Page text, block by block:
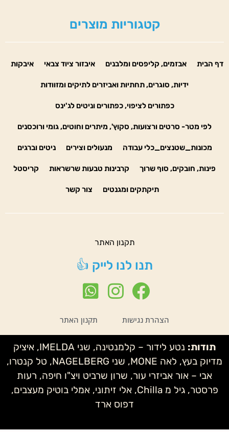
קטגוריות מוצרים
דף הבית אבזמים, קליפסים ומלבנים איבזור ציוד צבאי איבקות
ידיות, סוגרים, תחתיות ואביזרים לתיקים ומזוודות
כפתורים לציפוי, כפתורים וניטים לג'ינס
לפי מטר- סרטים ורצועות, סקוץ', מיתרים וחוטים, גומי ורוכסנים
מכונות_שטנצים_כלי עבודה מנעולים וצירים ניטים וברגים
פינות, חובקים, סוף שרוך קרבינות טבעות שרשראות קריסטל
תיקתקים ומגנטים צור קשר
תקנון האתר
תנו לנו לייק 👍
הצהרת נגישות תקנון האתר
תודות:
נטע לידור – קלמנטינה, שני IMELDA, איציק
מדיוק בעץ, לאה MONE, שני NAGELBERG, טל קנטרו,
אבי – אור אביזרי עור, שרון שרביט ויצ"ו חיפה, רעות
פרסטר, גיל מ Chilla, אלי זיתוני, אמלי בוטיק מעצבים,
דפוס ארד